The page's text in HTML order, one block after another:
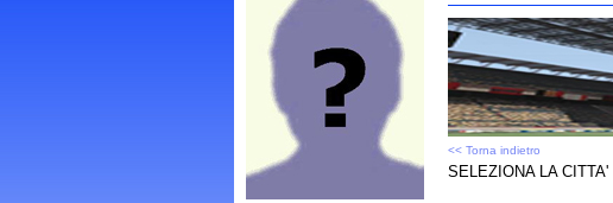
<< Torna indietro
SELEZIONA LA CITTA'